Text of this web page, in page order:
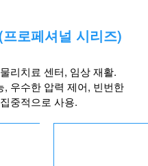
로페셔널 시리즈)
리치료 센터, 임상 재활.
, 우수한 압력 제어, 빈번한
중적으로 사용.